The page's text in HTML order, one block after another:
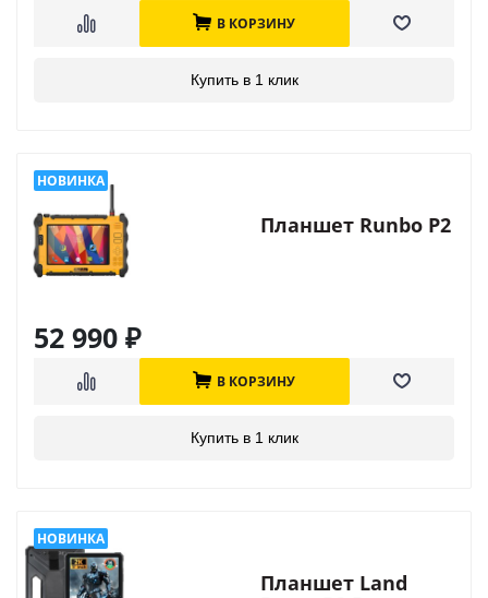
В КОРЗИНУ
Купить в 1 клик
Планшет Runbo P2
52 990 ₽
В КОРЗИНУ
Купить в 1 клик
Планшет Land